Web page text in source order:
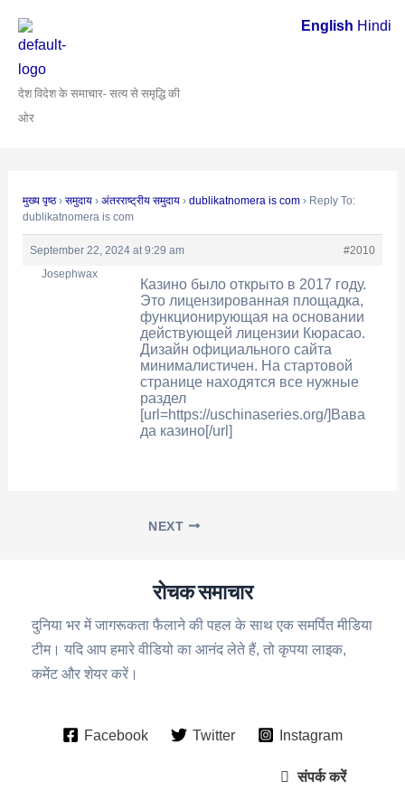
content
देश विदेश के समाचार- सत्य से समृद्धि की
ओर
मुख्य पृष्ठ › समुदाय › अंतरराष्ट्रीय समुदाय › dublikatnomera is com › Reply To:
dublikatnomera is com
September 22, 2024 at 9:29 am
#2010
Josephwax
Казино было открыто в 2017 году.
Это лицензированная площадка,
функционирующая на основании
действующей лицензии Кюрасао.
Дизайн официального сайта
минималистичен. На стартовой
странице находятся все нужные
раздел
[url=https://uschinaseries.org/]Вава
да казино[/url]
navigation
NEXT
रोचक समाचार
दुनिया भर में जागरूकता फैलाने की पहल के साथ एक समर्पित मीडिया
टीम। यदि आप हमारे वीडियो का आनंद लेते हैं, तो कृपया लाइक,
कमेंट और शेयर करें।
Facebook Twitter Instagram
संपर्क करें
English Hindi